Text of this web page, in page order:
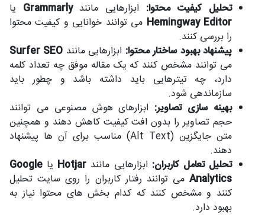
تحلیل کیفیت محتوا: ابزارهایی مانندGrammarly یا
Hemingway Editor می توانند خوانایی و کیفیت محتوا
را بررسی کنند.
پیشنهاد بهبود ساختار محتوا: ابزارهایی مانند Surfer SEO
می توانند مشخص کنند که یک مقاله موفق چه تعداد کلمه
دارد، چه تیترهایی باید داشته باشد و چطور باید
سازماندهی شود.
بهینه سازی تصاویر: ابزارهای هوش مصنوعی می توانند
حجم تصاویر را بدون افت کیفیت کاهش دهند و همچنین
متن جایگزین (Alt Text) مناسب برای آن ها پیشنهاد
دهند.
تحلیل تعامل کاربران: ابزارهایی مانند Hotjar یا Google
Analytics می توانند رفتار کاربران را روی سایت تحلیل
کنند و مشخص کنند که کدام بخش های محتوا نیاز به
بهبود دارد.